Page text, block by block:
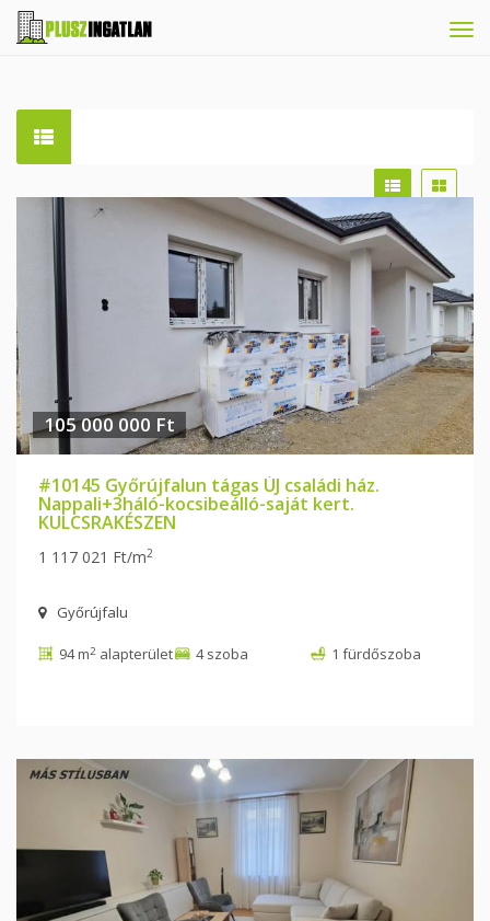
105 000 000 Ft
#10145 Győrújfalun tágas ÚJ családi ház.
Nappali+3háló-kocsibeálló-saját kert.
KULCSRAKÉSZEN
1 117 021 Ft/m2
Győrújfalu
94 m2 alapterület 4 szoba 1 fürdőszoba